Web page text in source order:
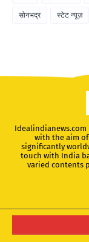
सोनभद्र स्टेट न्यूज़
with the aim
significantly
touch with India
varied contents